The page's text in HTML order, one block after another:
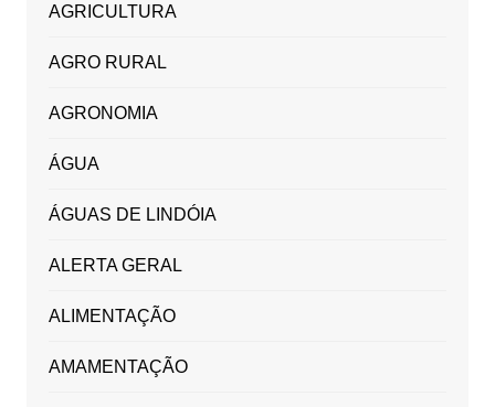
AGRICULTURA
AGRO RURAL
AGRONOMIA
ÁGUA
ÁGUAS DE LINDÓIA
ALERTA GERAL
ALIMENTAÇÃO
AMAMENTAÇÃO